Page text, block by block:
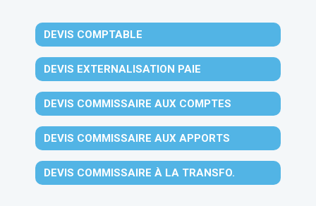
DEVIS COMPTABLE
DEVIS EXTERNALISATION PAIE
DEVIS COMMISSAIRE AUX COMPTES
DEVIS COMMISSAIRE AUX APPORTS
DEVIS COMMISSAIRE À LA TRANSFO.